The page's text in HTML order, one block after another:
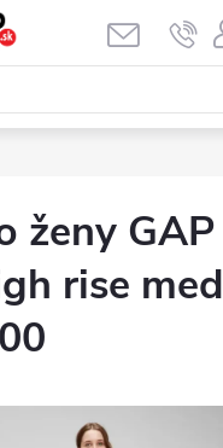
ženy GAP
rise med